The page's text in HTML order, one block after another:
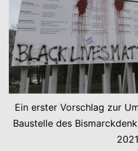
Ein ers­ter Vor­schlag zur
Bau­stelle des